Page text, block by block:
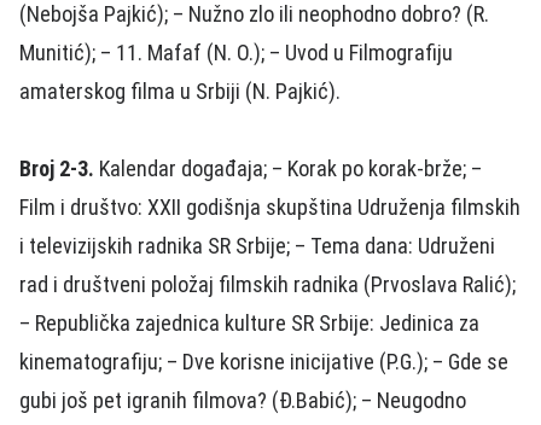
(Nebojša Pajkić); – Nužno zlo ili neophodno dobro? (R.
Munitić); – 11. Mafaf (N. O.); – Uvod u Filmografiju
amaterskog filma u Srbiji (N. Pajkić).
Broj 2-3. Kalendar događaja; – Korak po korak-brže; –
Film i društvo: XXII godišnja skupština Udruženja filmskih
i televizijskih radnika SR Srbije; – Tema dana: Udruženi
rad i društveni položaj filmskih radnika (Prvoslava Ralić);
– Republička zajednica kulture SR Srbije: Jedinica za
kinematografiju; – Dve korisne inicijative (P.G.); – Gde se
gubi još pet igranih filmova? (Đ.Babić); – Neugodno